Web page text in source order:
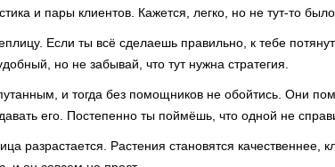
и пары клиентов. Кажется, легко, но не тут-то было.
Если ты всё сделаешь правильно, к тебе
но не забывай, что тут нужна стратегия.
и тогда без помощников не обойтись. Они
его. Постепенно ты поймёшь, что одной не
разрастается. Растения становятся качественнее,